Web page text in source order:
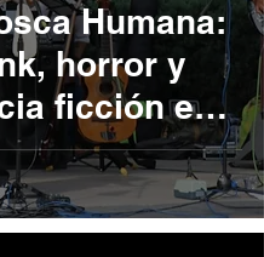
Humana:
horror y
ficción en
Polilla”